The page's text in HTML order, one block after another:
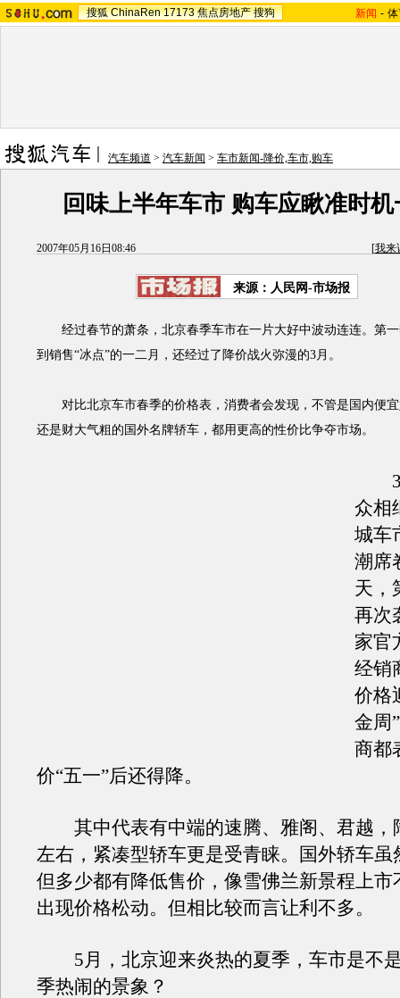
搜狐 ChinaRen 17173 焦点房地产 搜狗 新闻 -
汽车频道 > 汽车新闻 > 车市新闻-降价,车市,购车
回味上半年车市 购车应瞅准时
2007年05月16日08:46 [我来
来源：人民网-市场报
经过春节的萧条，北京春季车市在一片大好中波动连连。第一
到销售“冰点”的一二月，还经过了降价战火弥漫的3月。
对比北京车市春季的价格表，消费者会发现，不管是国内便宜
还是财大气粗的国外名牌轿车，都用更高的性价比争夺市场。
3
众相
城车
潮席
天，
再次
家官
经销
价格
金周
商都
价“五一”后还得降。
其中代表有中端的速腾、雅阁、君越，
左右，紧凑型轿车更是受青睐。国外轿车虽
但多少都有降低售价，像雪佛兰新景程上市
出现价格松动。但相比较而言让利不多。
5月，北京迎来炎热的夏季，车市是不
季热闹的景象？